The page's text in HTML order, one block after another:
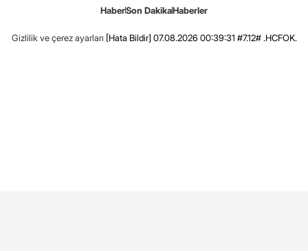
HaberSon DakikaHaberler
Gizlilik ve çerez ayarları [Hata Bildir] 07.08.2026 00:39:31 #7.12# .HCFOK.